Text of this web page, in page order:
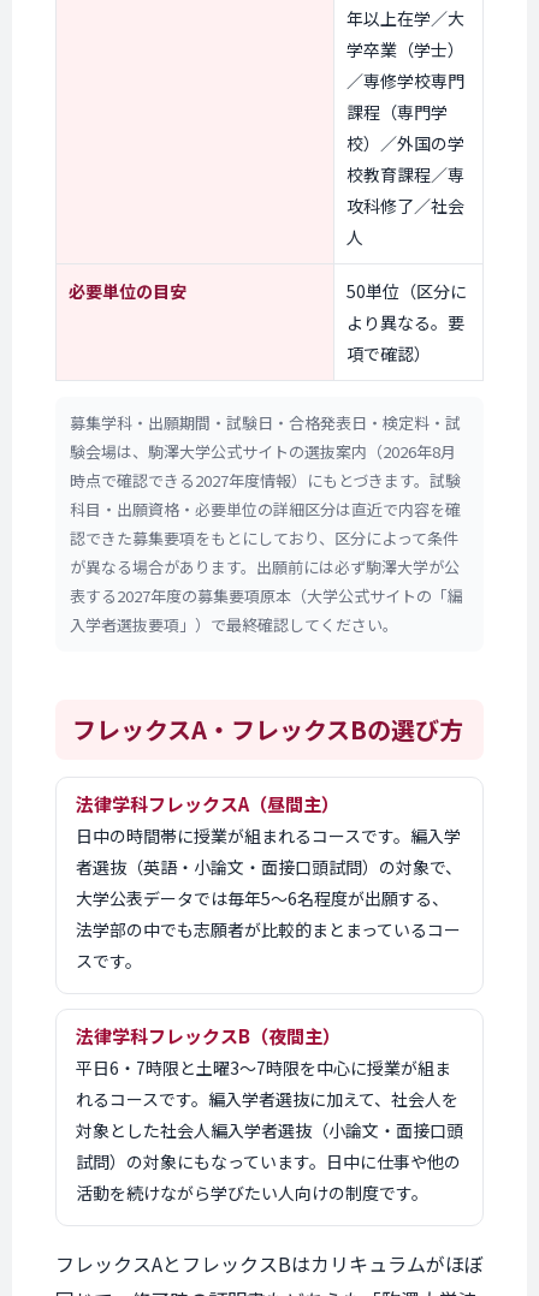
年以上在学／大
学卒業（学士）
／専修学校専門
課程（専門学
校）／外国の学
校教育課程／専
攻科修了／社会
人
必要単位の目安
50単位（区分に
より異なる。要
項で確認）
募集学科・出願期間・試験日・合格発表日・検定料・試
験会場は、駒澤大学公式サイトの選抜案内（2026年8月
時点で確認できる2027年度情報）にもとづきます。試験
科目・出願資格・必要単位の詳細区分は直近で内容を確
認できた募集要項をもとにしており、区分によって条件
が異なる場合があります。出願前には必ず駒澤大学が公
表する2027年度の募集要項原本（大学公式サイトの「編
入学者選抜要項」）で最終確認してください。
フレックスA・ フレックスBの選び方
法律学科フレックスA（昼間主）
日中の時間帯に授業が組まれるコースです。編入学
者選抜（英語・小論文・面接口頭試問）の対象で、
大学公表データでは毎年5〜6名程度が出願する、
法学部の中でも志願者が比較的まとまっているコー
スです。
法律学科フレックスB（夜間主）
平日6・7時限と土曜3〜7時限を中心に授業が組ま
れるコースです。編入学者選抜に加えて、社会人を
対象とした社会人編入学者選抜（小論文・面接口頭
試問）の対象にもなっています。日中に仕事や他の
活動を続けながら学びたい人向けの制度です。
フレックスAとフレックスBはカリキュラムがほぼ